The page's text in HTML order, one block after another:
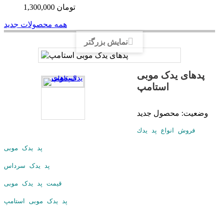
1,300,000 تومان
همه محصولات جدید
نمایش بزرگتر
پدهای یدک موبی
استامپ
وضعیت: محصول جدید
فروش انواع پد يدك
پد یدک موبی
پد یدک سرداس
قیمت پد یدک موبی
پد یدک موبی استامپ